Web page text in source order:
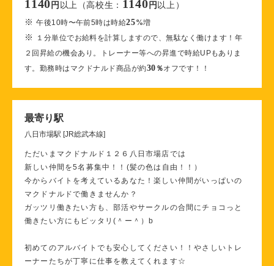
1140 円 以上（高校生： 1140 円 以上）
※午後10時〜午前5時は時給25%増
※
１分単位でお給料を計算しますので、無駄なく働けます！年
２回昇給の機会あり。トレーナー等への昇進で時給UPもありま
す。勤務時はマクドナルド商品が約30 ％オフです！！
最寄り駅
八日市場駅 [JR総武本線]
ただいまマクドナルド１２６八日市場店では
新しい仲間を5名募集中！！(髪の色は自由！！）
今からバイトを考えているあなた！楽しい仲間がいっぱいの
マクドナルドで働きませんか？
ガッツリ働きたい方も、部活やサークルの合間にチョコっと
働きたい方にもピッタリ(＾ー＾）b
初めてのアルバイトでも安心してください！！やさしいトレ
ーナーたちが丁寧に仕事を教えてくれます☆